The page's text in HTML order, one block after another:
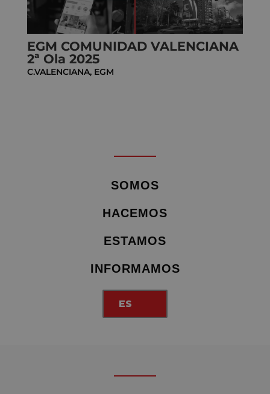
EGM COMUNIDAD VALENCIANA
2ª Ola 2025
C.VALENCIANA, EGM
SOMOS
HACEMOS
ESTAMOS
INFORMAMOS
ES